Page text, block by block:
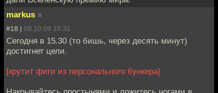
markus »
#18 | 09.10.09 15:31
Сегодня в 15.30 (то бишь, через десять минут)
достигнет цели.
[крутит фиги из персонального бункера]